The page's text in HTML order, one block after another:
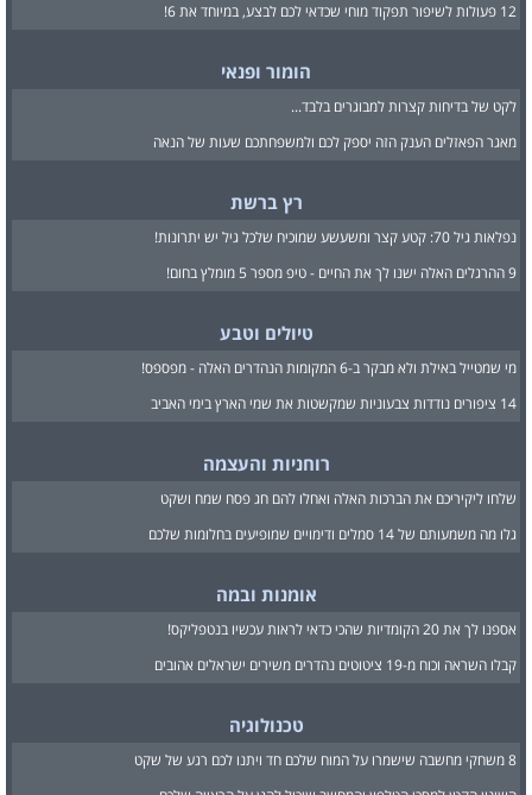
12 פעולות לשיפור תפקוד מוחי שכדאי לכם לבצע, במיוחד את 6!
הומור ופנאי
לקט של בדיחות קצרות למבוגרים בלבד...
מאגר הפאזלים הענק הזה יספק לכם ולמשפחתכם שעות של הנאה
רץ ברשת
נפלאות גיל 70: קטע קצר ומשעשע שמוכיח שלכל גיל יש יתרונות!
9 ההרגלים האלה ישנו לך את החיים - טיפ מספר 5 מומלץ בחום!
טיולים וטבע
מי שמטייל באילת ולא מבקר ב-6 המקומות הנהדרים האלה - מפספס!
14 ציפורים נודדות צבעוניות שמקשטות את שמי הארץ בימי האביב
רוחניות והעצמה
שלחו ליקיריכם את הברכות האלה ואחלו להם חג פסח שמח ושקט
גלו מה משמעותם של 14 סמלים ודימויים שמופיעים בחלומות שלכם
אומנות ובמה
אספנו לך את 20 הקומדיות שהכי כדאי לראות עכשיו בנטפליקס!
קבלו השראה וכוח מ-19 ציטוטים נהדרים משירים ישראלים אהובים
טכנולוגיה
8 משחקי מחשבה שישמרו על המוח שלכם חד ויתנו לכם רגע של שקט